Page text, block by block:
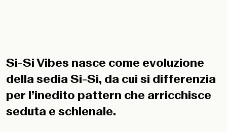
Si-Si Vibes nasce come evoluzione
della sedia Si-Si, da cui si differenzia
per l’inedito pattern che arricchisce
seduta e schienale.